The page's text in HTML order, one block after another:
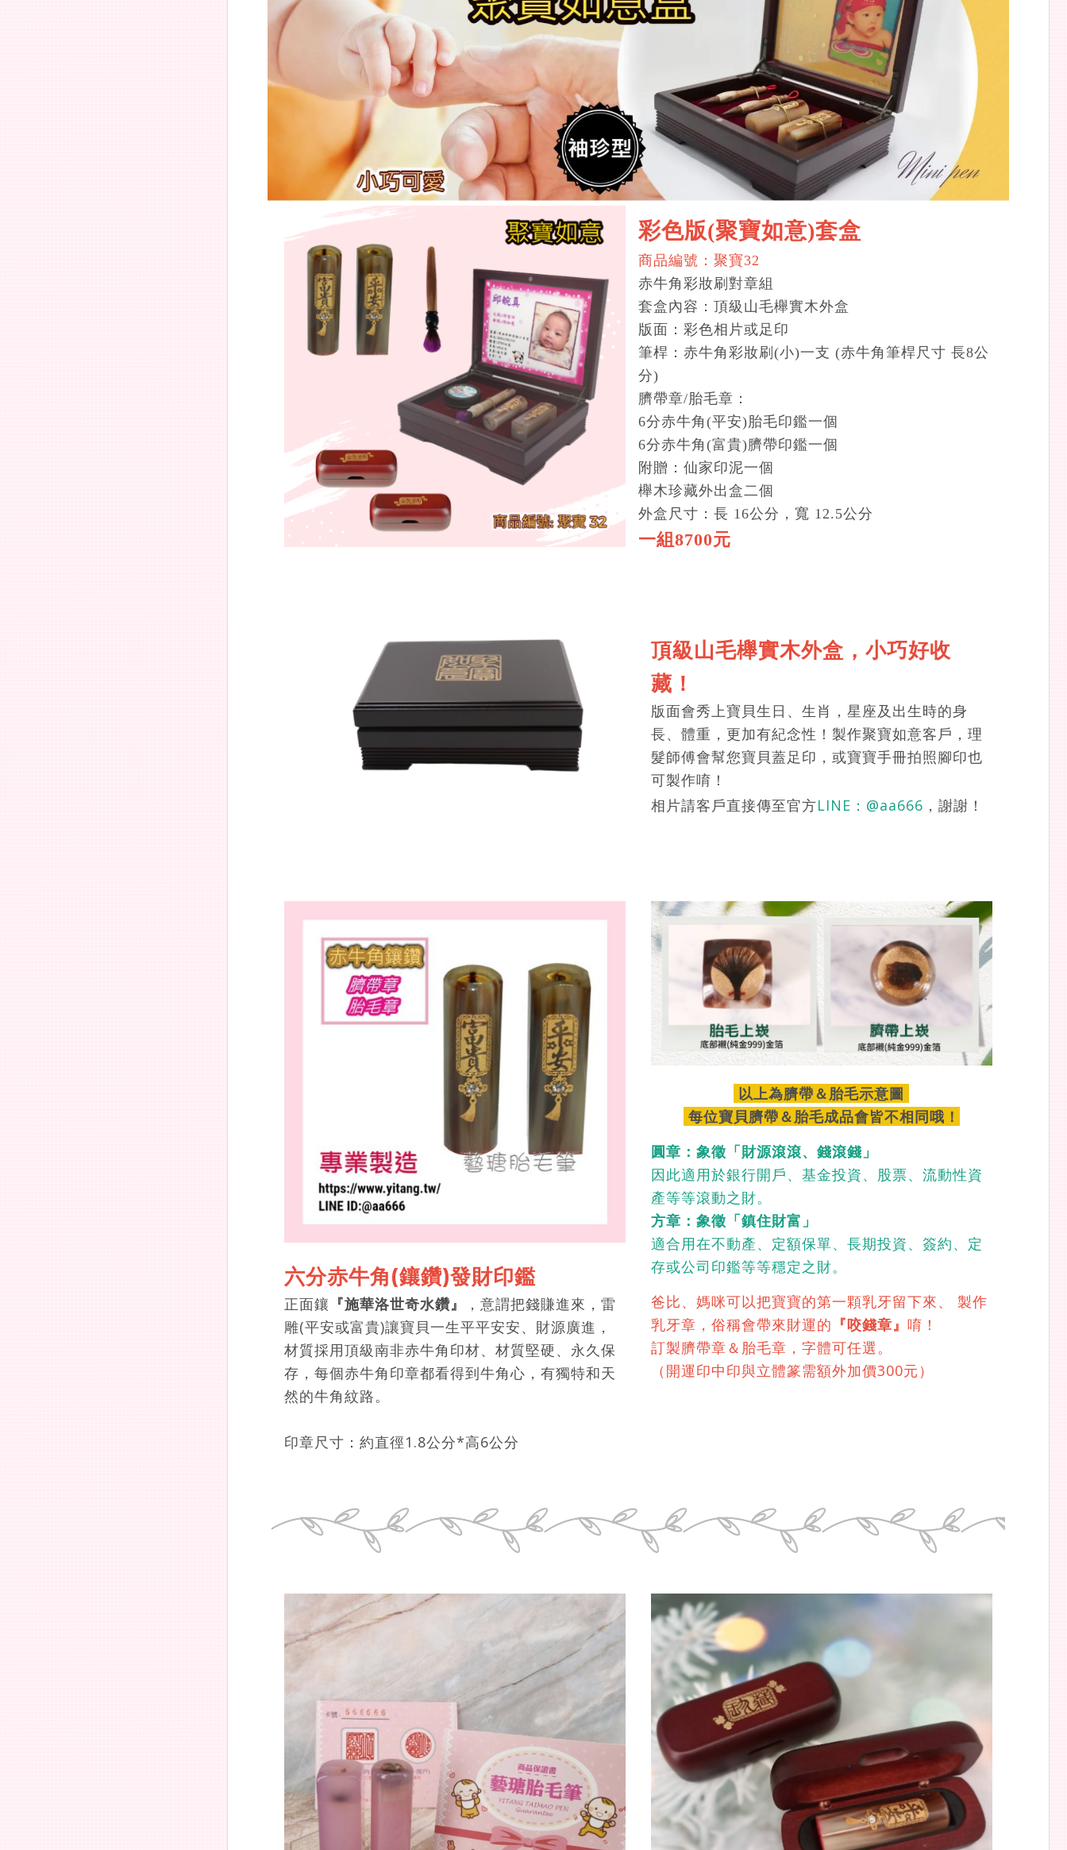
彩色版(聚寶如意)套盒
商品編號：聚寶32
赤牛角彩妝刷對章組
套盒內容：頂級山毛櫸實木外盒
版面：彩色相片或足印
筆桿：赤牛角彩妝刷(小)一支 (赤牛角筆桿尺寸 長8公
分)
臍帶章/胎毛章：
6分赤牛角(平安)胎毛印鑑一個
6分赤牛角(富貴)臍帶印鑑一個
附贈：仙家印泥一個
櫸木珍藏外出盒二個
外盒尺寸：長 16公分，寬 12.5公分
一組8700元
頂級山毛櫸實木外盒，小巧好收
藏！
版面會秀上寶貝生日、生肖，星座及出生時的身
長、體重，更加有紀念性！製作聚寶如意客戶，理
髮師傅會幫您寶貝蓋足印，或寶寶手冊拍照腳印也
可製作唷！
相片請客戶直接傳至官方LINE： @aa666 ，謝謝！
六分赤牛角(鑲鑽)發財印鑑
正面鑲 『施華洛世奇水鑽』
，意謂把錢賺進來，雷
雕(平安或富貴)讓寶貝一生平平安安、財源廣進，
材質採用頂級南非赤牛角印材、材質堅硬、永久保
存，每個赤牛角印章都看得到牛角心，有獨特和天
然的牛角紋路。
印章尺寸：約直徑1.8公分*高6公分
以上為臍帶＆胎毛示意圖
每位寶貝臍帶＆胎毛成品會皆不相同哦！
圓章：象徵「財源滾滾、錢滾錢」
因此適用於銀行開戶、基金投資、股票、流動性資
產等等滾動之財。
方章：象徵「鎮住財富」
適合用在不動產、定額保單、長期投資、簽約、定
存或公司印鑑等等穩定之財。
爸比、媽咪可以把寶寶的第一顆乳牙留下來、 製作
乳牙章，俗稱會帶來財運的 『咬錢章』 唷！
訂製臍帶章＆胎毛章，字體可任選。
（開運印中印與立體篆需額外加價300元）